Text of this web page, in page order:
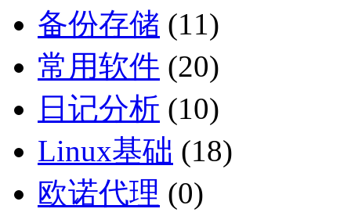
备份存储 (11)
常用软件 (20)
日记分析 (10)
Linux基础 (18)
欧诺代理 (0)